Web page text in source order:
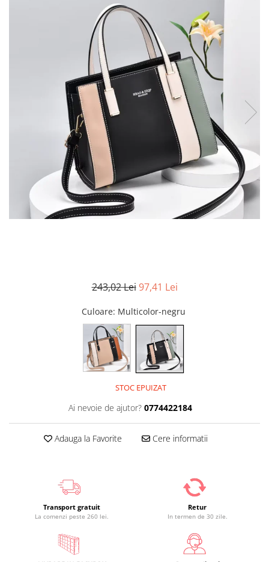
243,02 Lei 97,41 Lei
Culoare: Multicolor-negru
STOC EPUIZAT
Ai nevoie de ajutor? 0774422184
Adauga la Favorite Cere informatii
Transport gratuit
La comenzi peste 260 lei.
Retur
In termen de 30 zile.